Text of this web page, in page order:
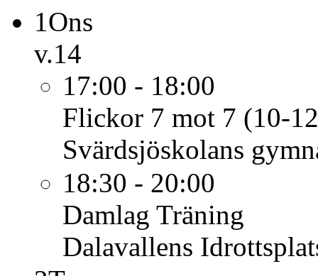
1Ons
v.14
17:00 - 18:00
Flickor 7 mot 7 (10-
Svärdsjöskolans
18:30 - 20:00
Damlag Träning
Dalavallens